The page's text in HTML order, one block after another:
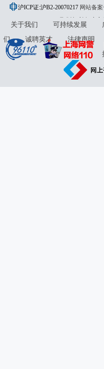
913101046312860336 违法和
沪ICP证:沪B2-20070217 网站备
31010402000120号版权所有:东
关于我们 可持续发展
们
诚聘英才 法律声明